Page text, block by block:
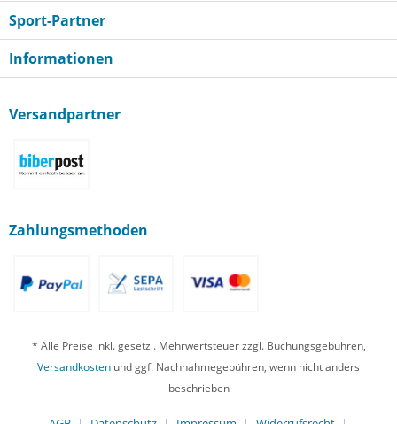
Sport-Partner
Informationen
Versandpartner
Zahlungsmethoden
* Alle Preise inkl. gesetzl. Mehrwertsteuer zzgl. Buchungsgebühren,
Versandkosten und ggf. Nachnahmegebühren, wenn nicht anders
beschrieben